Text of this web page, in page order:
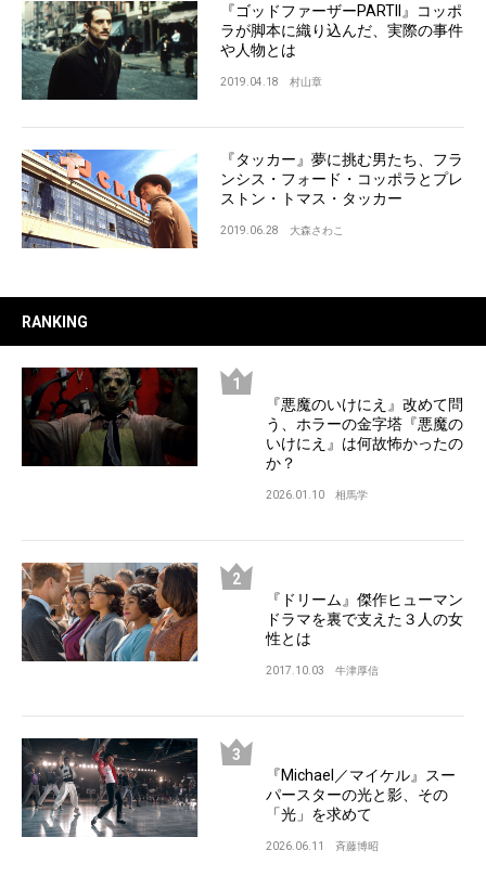
『ゴッドファーザーPARTII』コッポ
ラが脚本に織り込んだ、実際の事件
や人物とは
2019.04.18 村山章
『タッカー』夢に挑む男たち、フラ
ンシス・フォード・コッポラとプレ
ストン・トマス・タッカー
2019.06.28 大森さわこ
RANKING
『悪魔のいけにえ』改めて問
う、ホラーの金字塔『悪魔の
いけにえ』は何故怖かったの
か？
2026.01.10 相馬学
『ドリーム』傑作ヒューマン
ドラマを裏で支えた３人の女
性とは
2017.10.03 牛津厚信
『Michael／マイケル』スー
パースターの光と影、その
「光」を求めて
2026.06.11 斉藤博昭